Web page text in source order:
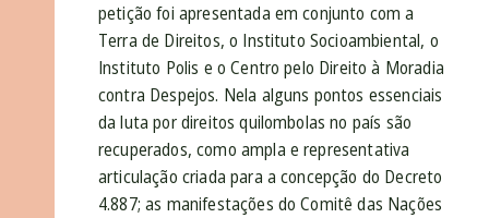
petição foi apresentada em conjunto com a
Terra de Direitos, o Instituto Socioambiental, o
Instituto Polis e o Centro pelo Direito à Moradia
contra Despejos. Nela alguns pontos essenciais
da luta por direitos quilombolas no país são
recuperados, como ampla e representativa
articulação criada para a concepção do Decreto
4.887; as manifestações do Comitê das Nações